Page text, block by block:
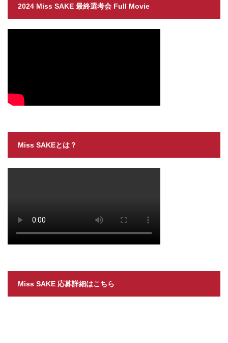
2024 Miss SAKE 最終選考会 Full Movie
Miss SAKEとは？
Miss SAKE 応募詳細はこちら